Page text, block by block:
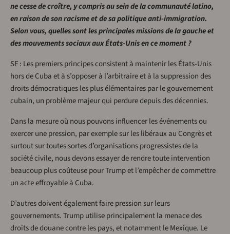
ne cesse de croître, y compris au sein de la communauté latino,
en raison de son racisme et de sa politique anti-immigration.
Selon vous, quelles sont les principales missions de la gauche et
des mouvements sociaux aux États-Unis en ce moment ?
SF : Les premiers principes consistent à maintenir les États-Unis
hors de Cuba et à s’opposer à l’arbitraire et à la suppression des
droits démocratiques les plus élémentaires par le gouvernement
cubain, un problème majeur qui perdure depuis des décennies.
Dans la mesure où nous pouvons influencer les événements ou
exercer une pression, par exemple sur les libéraux au Congrès et
surtout sur toutes sortes d’organisations progressistes de la
société civile, nous devons essayer de rendre toute intervention
beaucoup plus coûteuse pour Trump et l’empêcher de commettre
un acte effroyable à Cuba.
D’autres doivent également faire pression sur leurs
gouvernements. Trump utilise principalement la menace des
droits de douane contre les pays, et notamment le Mexique. Le